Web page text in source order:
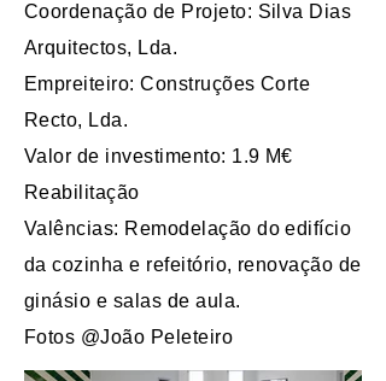
Coordenação de Projeto: Silva Dias
Arquitectos, Lda.
Empreiteiro: Construções Corte
Recto, Lda.
Valor de investimento: 1.9 M€
Reabilitação
Valências: Remodelação do edifício
da cozinha e refeitório, renovação de
ginásio e salas de aula.
Fotos @João Peleteiro